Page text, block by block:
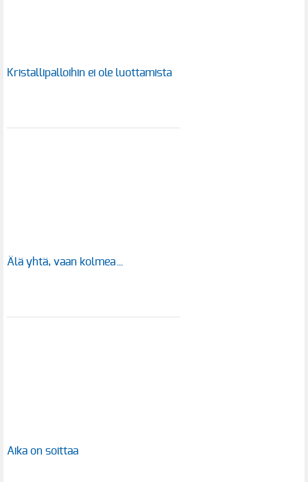
Kristallipalloihin ei ole luottamista
Älä yhtä, vaan kolmea…
Aika on soittaa